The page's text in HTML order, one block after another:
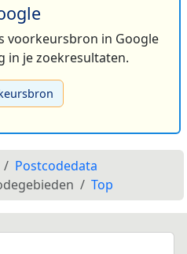
voorkeursbron in Google
in je zoekresultaten.
Postcodedata
Top